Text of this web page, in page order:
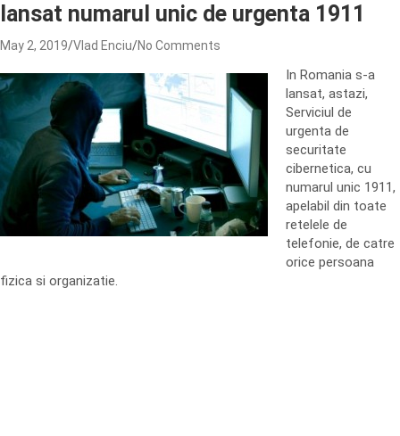
lansat numarul unic de urgenta 1911
May 2, 2019 Vlad Enciu No Comments
In Romania s-a
lansat, astazi,
Serviciul de
urgenta de
securitate
cibernetica, cu
numarul unic 1911,
apelabil din toate
retelele de
telefonie, de catre
orice persoana
fizica si organizatie.